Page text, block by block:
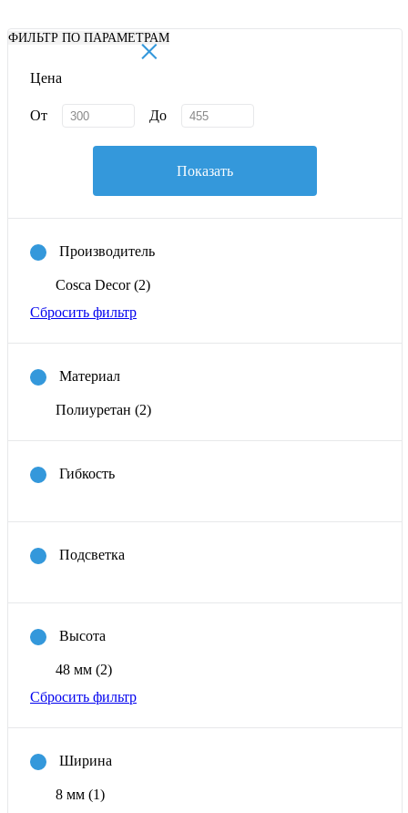
ФИЛЬТР ПО ПАРАМЕТРАМ
×
Цена
От До
Показать
Производитель
Cosca Decor(2)
Сбросить фильтр
Материал
Полиуретан (2)
Гибкость
Подсветка
Высота
48 мм (2)
Сбросить фильтр
Ширина
8 мм (1)